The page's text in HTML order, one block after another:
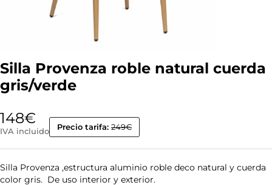
Silla Provenza roble natural cuerda
gris/verde
148€
IVA incluido Precio tarifa: 249€
Silla Provenza ,estructura aluminio roble deco natural y cuerda
color gris. De uso interior y exterior.